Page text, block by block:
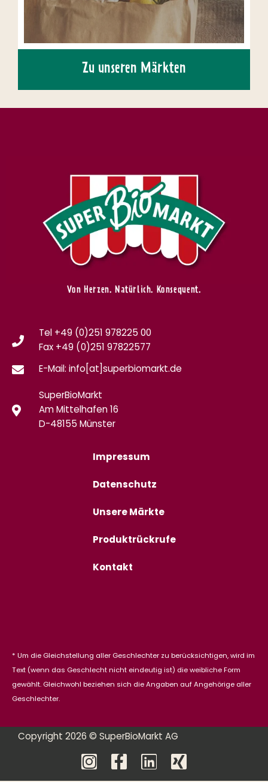
Zu unseren Märkten
Von Herzen. Natürlich. Konsequent.
Tel +49 (0)251 978225 00
Fax +49 (0)251 97822577
E-Mail: info[at]superbiomarkt.de
SuperBioMarkt
Am Mittelhafen 16
D-48155 Münster
Impressum
Datenschutz
Unsere Märkte
Produktrückrufe
Kontakt
* Um die Gleichstellung aller Geschlechter zu berücksichtigen, wird im
Text (wenn das Geschlecht nicht eindeutig ist) die weibliche Form
gewählt. Gleichwohl beziehen sich die Angaben auf Angehörige aller
Geschlechter.
Copyright 2026 © SuperBioMarkt AG